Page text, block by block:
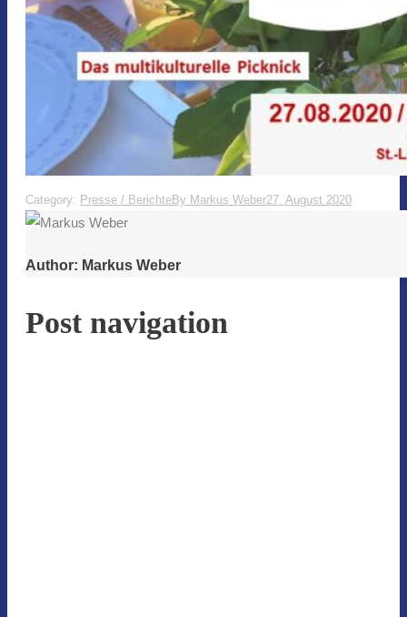
Category: Presse / BerichteBy Markus Weber27. August 2020
Author: Markus Weber
Post navigation